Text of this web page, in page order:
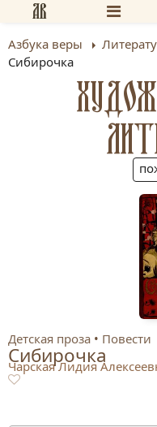
Азбука веры
Сибирочка
Детская проза Повести
Сибирочка
Чарская Лидия